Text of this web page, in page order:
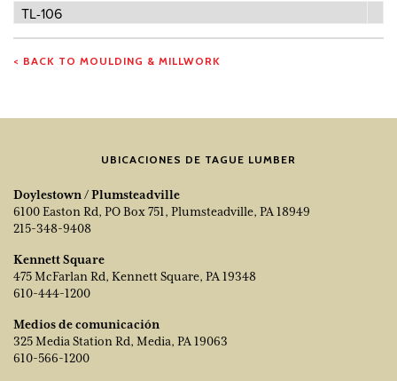
Número
perfil
TL-106
< BACK TO MOULDING & MILLWORK
UBICACIONES DE TAGUE LUMBER
Doylestown / Plumsteadville
6100 Easton Rd, PO Box 751, Plumsteadville, PA 18949
215-348-9408
Kennett Square
475 McFarlan Rd, Kennett Square, PA 19348
610-444-1200
Medios de comunicación
325 Media Station Rd, Media, PA 19063
610-566-1200